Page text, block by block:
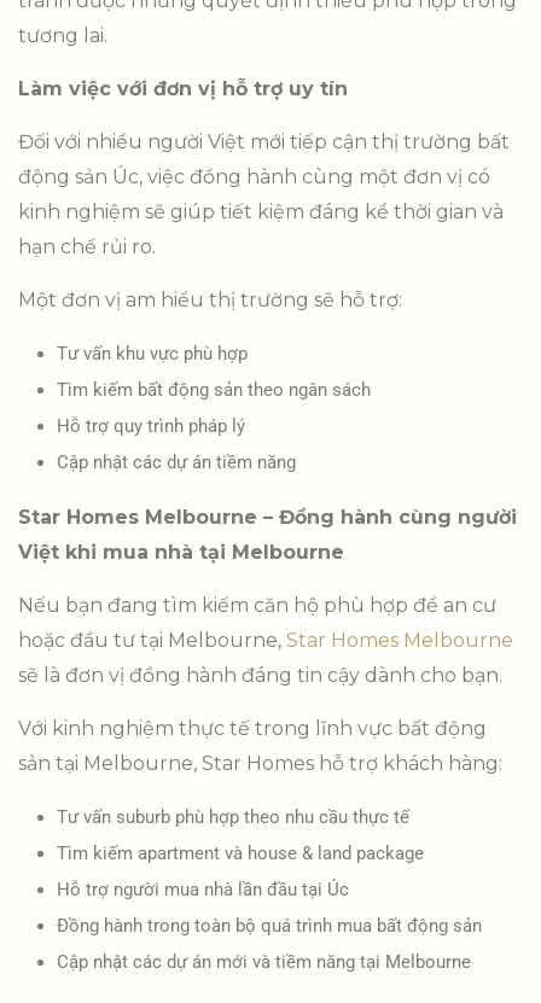
tương lai.
Làm việc với đơn vị hỗ trợ uy tín
Đối với nhiều người Việt mới tiếp cận thị trường bất
động sản Úc, việc đồng hành cùng một đơn vị có
kinh nghiệm sẽ giúp tiết kiệm đáng kể thời gian và
hạn chế rủi ro.
Một đơn vị am hiểu thị trường sẽ hỗ trợ:
Tư vấn khu vực phù hợp
Tìm kiếm bất động sản theo ngân sách
Hỗ trợ quy trình pháp lý
Cập nhật các dự án tiềm năng
Star Homes Melbourne – Đồng hành cùng người
Việt khi mua nhà tại Melbourne
Nếu bạn đang tìm kiếm căn hộ phù hợp để an cư
hoặc đầu tư tại Melbourne, Star Homes Melbourne
sẽ là đơn vị đồng hành đáng tin cậy dành cho bạn.
Với kinh nghiệm thực tế trong lĩnh vực bất động
sản tại Melbourne, Star Homes hỗ trợ khách hàng:
Tư vấn suburb phù hợp theo nhu cầu thực tế
Tìm kiếm apartment và house & land package
Hỗ trợ người mua nhà lần đầu tại Úc
Đồng hành trong toàn bộ quá trình mua bất động sản
Cập nhật các dự án mới và tiềm năng tại Melbourne